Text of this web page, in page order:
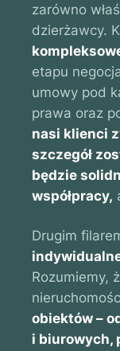
zarówno
dzierżawcy.
etapu
umowy pod
prawa oraz
nasi klienci
szczegół
będzie
współpracy,
Drugim
Rozumiemy,
obiektów –
i biurowych,